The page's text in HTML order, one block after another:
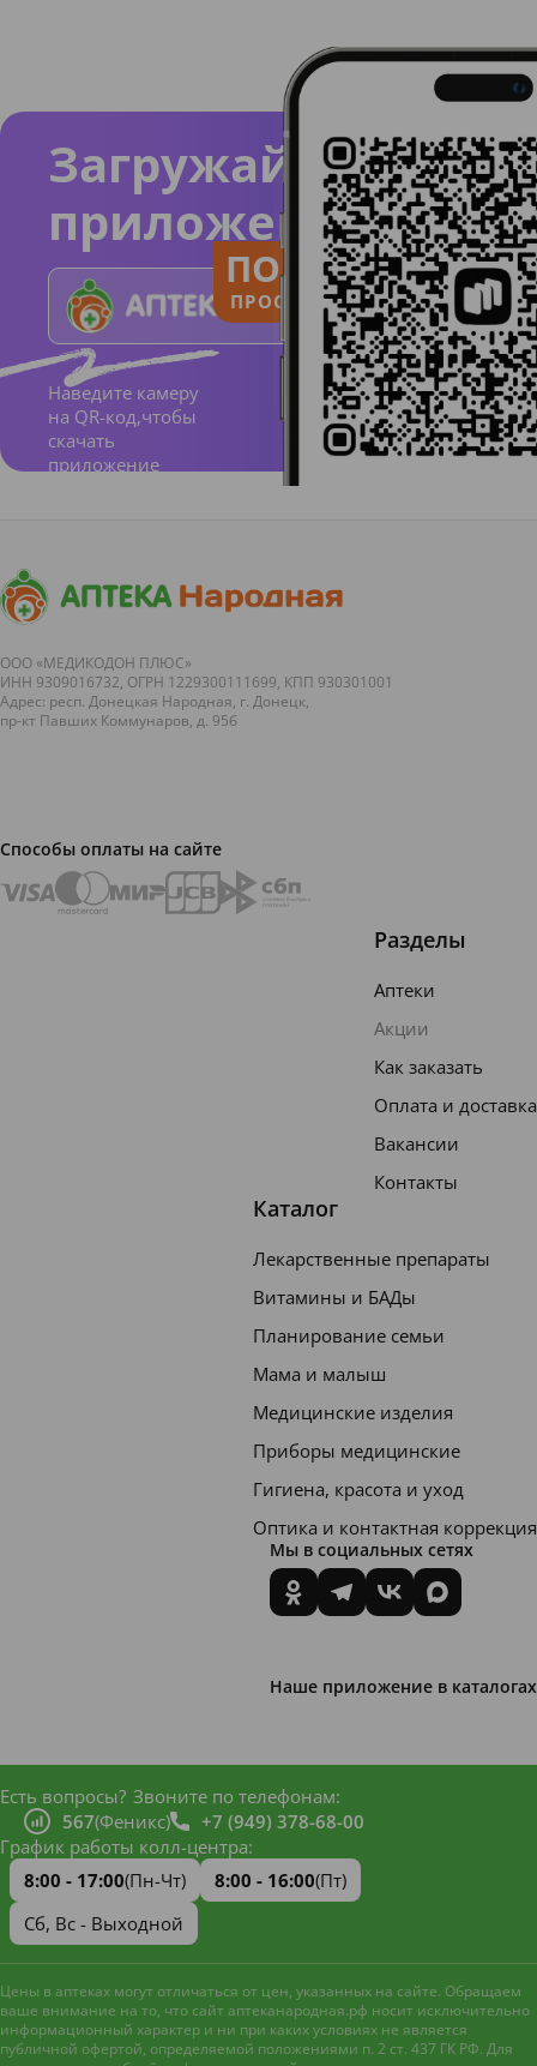
Загружайте
приложение
Наведите камеру
на QR-код,чтобы
скачать
приложение
ПОЛЬЗУЙСЯ
ПРОСТО И ПОНЯТНО
ООО «МЕДИКОДОН ПЛЮС»
ИНН 9309016732, ОГРН 1229300111699, КПП 930301001
Адрес: респ. Донецкая Народная, г. Донецк,
пр-кт Павших Коммунаров, д. 95б
Способы оплаты на сайте
Разделы
Аптеки
Акции
Как заказать
Оплата и доставка
Вакансии
Контакты
Каталог
Лекарственные препараты
Витамины и БАДы
Планирование семьи
Мама и малыш
Медицинские изделия
Приборы медицинские
Гигиена, красота и уход
Оптика и контактная коррекция
Мы в социальных сетях
Наше приложение в каталогах
Есть вопросы? Звоните по телефонам:
567(Феникс)
+7 (949) 378-68-00
График работы колл-центра:
8:00 - 17:00(Пн-Чт) 8:00 - 16:00(Пт)
Сб, Вс - Выходной
Цены в аптеках могут отличаться от цен, указанных на сайте. Обращаем
ваше внимание на то, что сайт аптеканародная.рф носит исключительно
информационный характер и ни при каких условиях не является
публичной офертой, определяемой положениями п. 2 ст. 437 ГК РФ. Для